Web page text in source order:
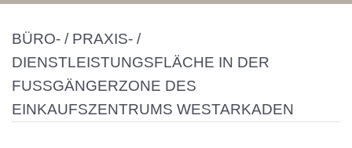
BÜRO- / PRAXIS- /
DIENSTLEISTUNGSFLÄCHE IN DER
FUSSGÄNGERZONE DES E
INKAUFSZENTRUMS WESTARKADEN